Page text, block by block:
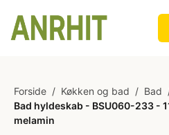
Forside / Køkken og bad / Bad
Bad hyldeskab - BSU060-233 -
melamin